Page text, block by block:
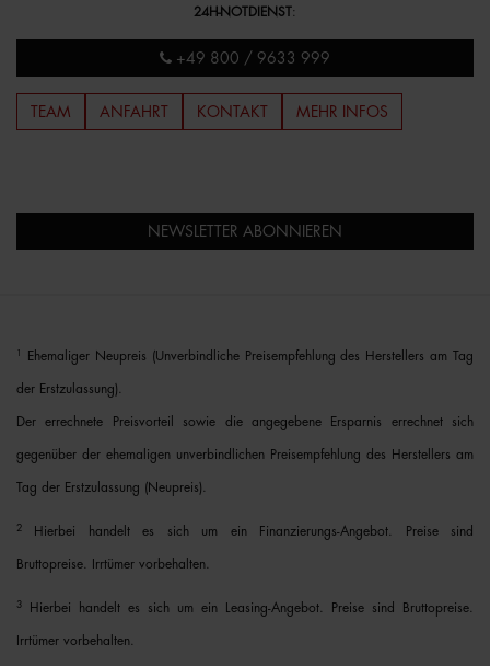
24H-NOTDIENST :
+49 800 / 9633 999
TEAM ANFAHRT KONTAKT MEHR INFOS
NEWSLETTER ABONNIEREN
Ehemaliger Neupreis (Unverbindliche Preisempfehlung des Herstellers am Tag
der Erstzulassung).
Der errechnete Preisvorteil sowie die angegebene Ersparnis errechnet sich
gegenüber der ehemaligen unverbindlichen Preisempfehlung des Herstellers am
Tag der Erstzulassung (Neupreis).
2 Hierbei handelt es sich um ein Finanzierungs-Angebot. Preise sind
Bruttopreise. Irrtümer vorbehalten.
3 Hierbei handelt es sich um ein Leasing-Angebot. Preise sind Bruttopreise.
Irrtümer vorbehalten.